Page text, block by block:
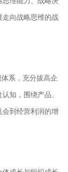
走向战略思维的战
系，充分拔高企
知，围绕产品、
会到经营利润的增